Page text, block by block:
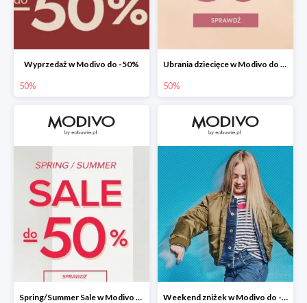
Wyprzedaż w Modivo do -50%
50%
Ubrania dziecięce w Modivo do -50%
50%
Spring/Summer Sale w Modivo do -50% Weekend zniżek w Modivo do -50%